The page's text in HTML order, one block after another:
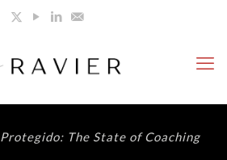
Protegido: The State of Coaching